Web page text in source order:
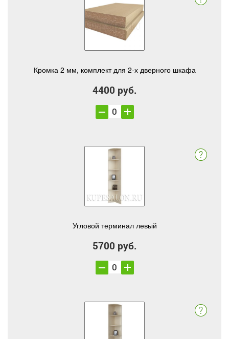
Кромка 2 мм, комплект для 2-х дверного шкафа
4400 руб.
Угловой терминал левый
5700 руб.